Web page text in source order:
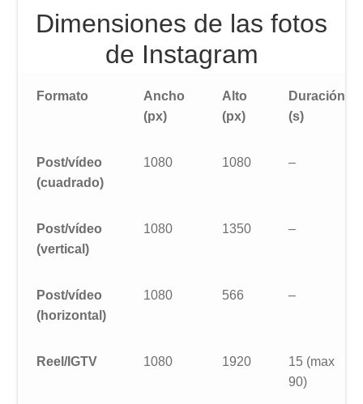
Dimensiones de las fotos
de Instagram
Formato
Ancho
(px)
Alto
(px)
Duración
(s)
Post/vídeo
(cuadrado)
1080 1080 –
Post/vídeo
(vertical)
1080 1350 –
Post/vídeo
(horizontal)
1080 566 –
Reel/IGTV 1080 1920
15 (max
90)